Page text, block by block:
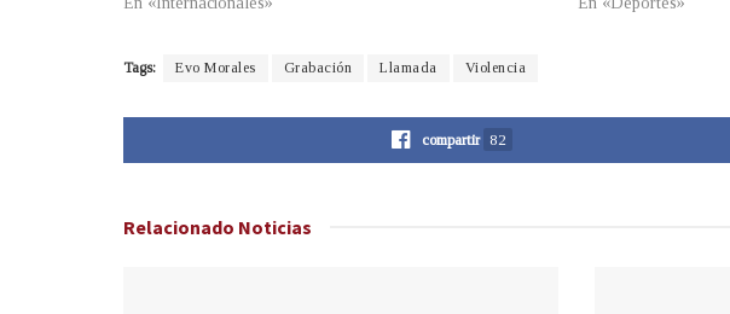
Tags: Evo Morales Grabación Llamada Violencia
compartir 82
Relacionado Noticias